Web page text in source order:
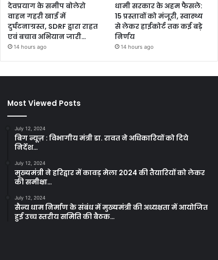
देवप्रयाग के समीप बोलेरो
वाहन गहरी खाई में
दुर्घटनाग्रस्त, SDRF द्वारा राहत
एवं बचाव अभियान जारी…
14 hours ago
धामी सरकार के अहम फैसले:
15 प्रस्तावों को मंजूरी, स्वास्थ्य
से लेकर हाईकोर्ट तक कई बड़े
निर्णय
14 hours ago
Most Viewed Posts
July 12, 2024
बिग न्यूज़ : विभागीय मंत्री डा. रावत ने अधिकारियों को दिये
निर्देश…
July 12, 2024
मुख्यमंत्री ने हरिद्वार में कावड़ मेला 2024 की तैयारियों को लेकर
की समीक्षा…
July 12, 2024
सैन्य धाम निर्माण के संबंध में मुख्यमंत्री की अध्यक्षता में आयोजित
हुई उच्च स्तरीय समिति की बैठक…